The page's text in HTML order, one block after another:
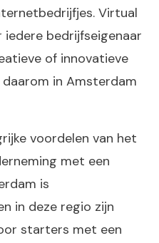
Virtual
bedrijfseigenaar
of innovatieve
in Amsterdam
voordelen van het
met een
is
in deze regio zijn
starters met een